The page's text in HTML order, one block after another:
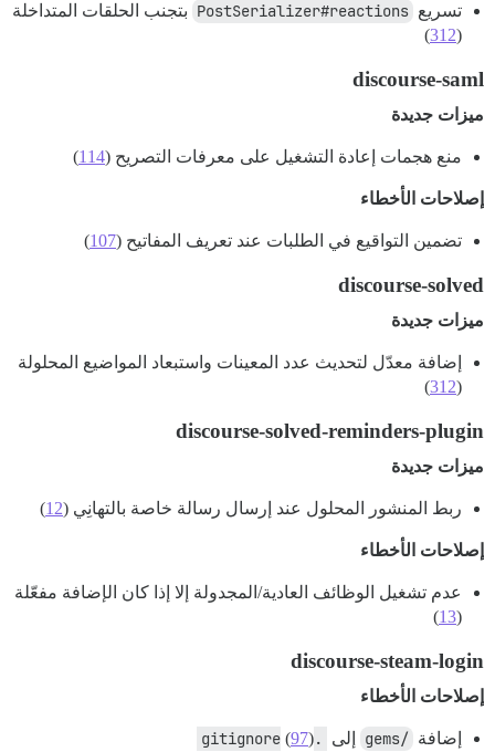
تسريع PostSerializer#reactions بتجنب الحلقات المتداخلة
(
312
)
discourse-saml
ميزات جديدة
منع هجمات إعادة التشغيل على معرفات التصريح (114
)
إصلاحات الأخطاء
تضمين التواقيع في الطلبات عند تعريف المفاتيح (107
)
discourse-solved
ميزات جديدة
إضافة معدّل لتحديث عدد المعينات واستبعاد المواضيع المحلولة
(
312
)
discourse-solved-reminders-plugin
ميزات جديدة
ربط المنشور المحلول عند إرسال رسالة خاصة بالتهانِي (12
)
إصلاحات الأخطاء
عدم تشغيل الوظائف العادية/المجدولة إلا إذا كان الإضافة مفعّلة
(
13
)
discourse-steam-login
إصلاحات الأخطاء
إضافة /gems إلى .gitignore
(97)